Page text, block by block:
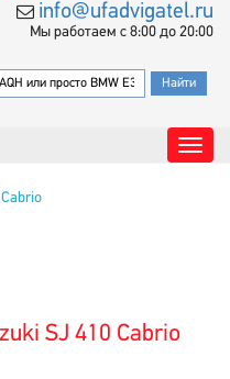
info@ufadvigatel.ru
Мы работаем с 8:00 до 20:00
SJ 410 Cabrio